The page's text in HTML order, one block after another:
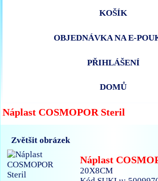
KOŠÍK
OBJEDNÁVKA NA E-
PŘIHLÁŠENÍ
DOMŮ
Náplast COSMOPOR Steril
Zvětšit obrázek
Náplast
20X8CM